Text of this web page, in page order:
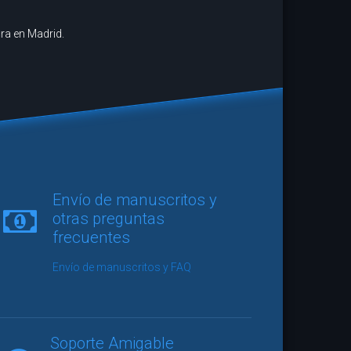
en Madrid.
mano alzada de una sentada y he de
me he quedado con la impresión
que probablemente es lo mejor que
en el mundo del noveno arte."
Envío de manuscritos y
otras preguntas
frecuentes
Envío de manuscritos y FAQ
Soporte Amigable